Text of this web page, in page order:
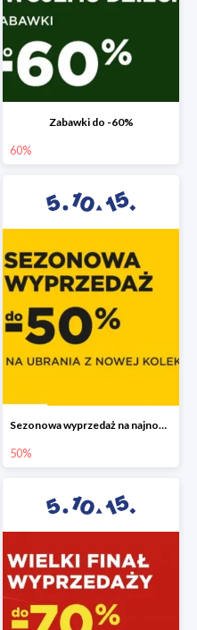
Zabawki do -60%
60%
Sezonowa wyprzedaż na najnowszą kolekcję do -50%
50%